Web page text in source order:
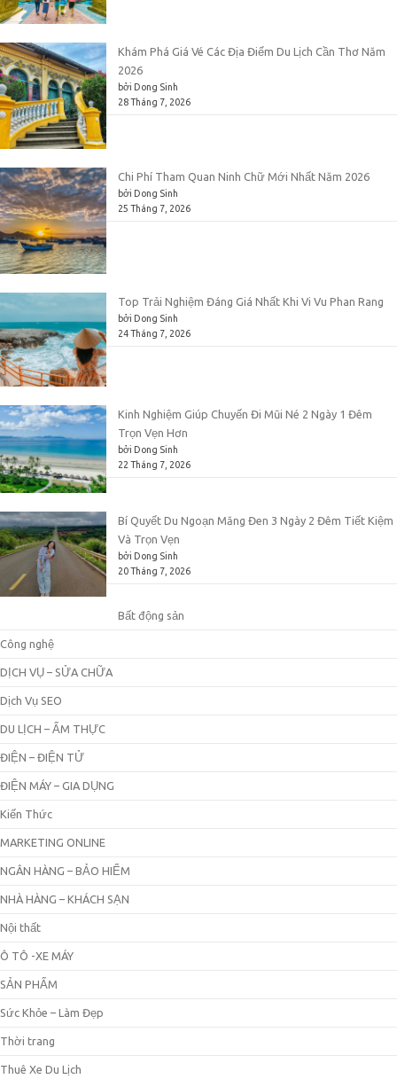
Khám Phá Giá Vé Các Địa Điểm Du Lịch Cần Thơ Năm
2026
bởi Dong Sinh
28 Tháng 7, 2026
Chi Phí Tham Quan Ninh Chữ Mới Nhất Năm 2026
bởi Dong Sinh
25 Tháng 7, 2026
Top Trải Nghiệm Đáng Giá Nhất Khi Vi Vu Phan Rang
bởi Dong Sinh
24 Tháng 7, 2026
Kinh Nghiệm Giúp Chuyến Đi Mũi Né 2 Ngày 1 Đêm
Trọn Vẹn Hơn
bởi Dong Sinh
22 Tháng 7, 2026
Bí Quyết Du Ngoạn Măng Đen 3 Ngày 2 Đêm Tiết Kiệm
Và Trọn Vẹn
bởi Dong Sinh
20 Tháng 7, 2026
Bất động sản
Công nghệ
DỊCH VỤ – SỬA CHỮA
Dịch Vụ SEO
DU LỊCH – ẨM THỰC
ĐIỆN – ĐIỆN TỬ
ĐIỆN MÁY – GIA DỤNG
Kiến Thức
MARKETING ONLINE
NGÂN HÀNG – BẢO HIỂM
NHÀ HÀNG – KHÁCH SẠN
Nội thất
Ô TÔ -XE MÁY
SẢN PHẨM
Sức Khỏe – Làm Đẹp
Thời trang
Thuê Xe Du Lịch